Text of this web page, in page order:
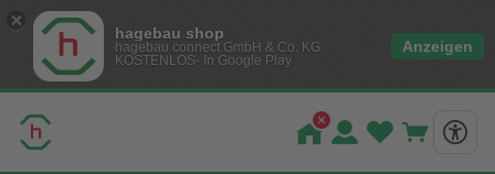
hagebau shop
hagebau connect GmbH & Co. KG
KOSTENLOS- In Google Play
Anzeigen